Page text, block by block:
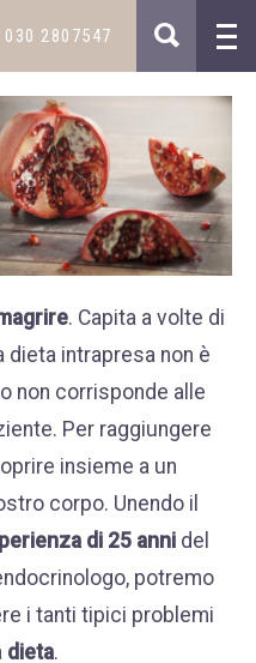
030 2807547
FACILE
. Capita a volte di
dieta intrapresa non è
o non corrisponde alle
Per raggiungere
insieme a un
corpo. Unendo il
di 25 anni del
potremo
i tanti tipici problemi
dieta.